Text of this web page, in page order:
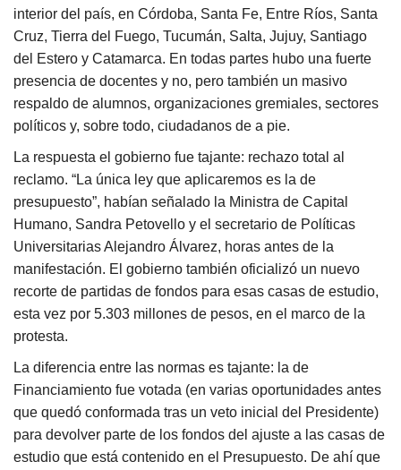
interior del país, en Córdoba, Santa Fe, Entre Ríos, Santa
Cruz, Tierra del Fuego, Tucumán, Salta, Jujuy, Santiago
del Estero y Catamarca. En todas partes hubo una fuerte
presencia de docentes y no, pero también un masivo
respaldo de alumnos, organizaciones gremiales, sectores
políticos y, sobre todo, ciudadanos de a pie.
La respuesta el gobierno fue tajante: rechazo total al
reclamo. “La única ley que aplicaremos es la de
presupuesto”, habían señalado la Ministra de Capital
Humano, Sandra Petovello y el secretario de Políticas
Universitarias Alejandro Álvarez, horas antes de la
manifestación. El gobierno también oficializó un nuevo
recorte de partidas de fondos para esas casas de estudio,
esta vez por 5.303 millones de pesos, en el marco de la
protesta.
La diferencia entre las normas es tajante: la de
Financiamiento fue votada (en varias oportunidades antes
que quedó conformada tras un veto inicial del Presidente)
para devolver parte de los fondos del ajuste a las casas de
estudio que está contenido en el Presupuesto. De ahí que